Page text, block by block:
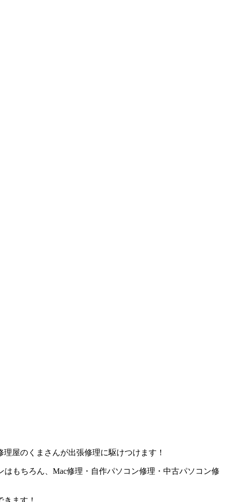
屋のくまさんが出張修理に駆けつけます！
もちろん、Mac修理・自作パソコン修理・中古パソコン修
ます！